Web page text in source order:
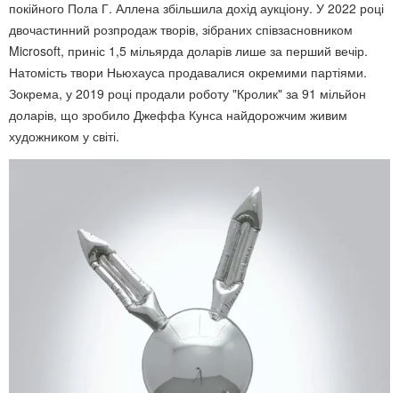
покійного Пола Г. Аллена збільшила дохід аукціону. У 2022 році
двочастинний розпродаж творів, зібраних співзасновником
Microsoft, приніс 1,5 мільярда доларів лише за перший вечір.
Натомість твори Ньюхауса продавалися окремими партіями.
Зокрема, у 2019 році продали роботу "Кролик" за 91 мільйон
доларів, що зробило Джеффа Кунса найдорожчим живим
художником у світі.